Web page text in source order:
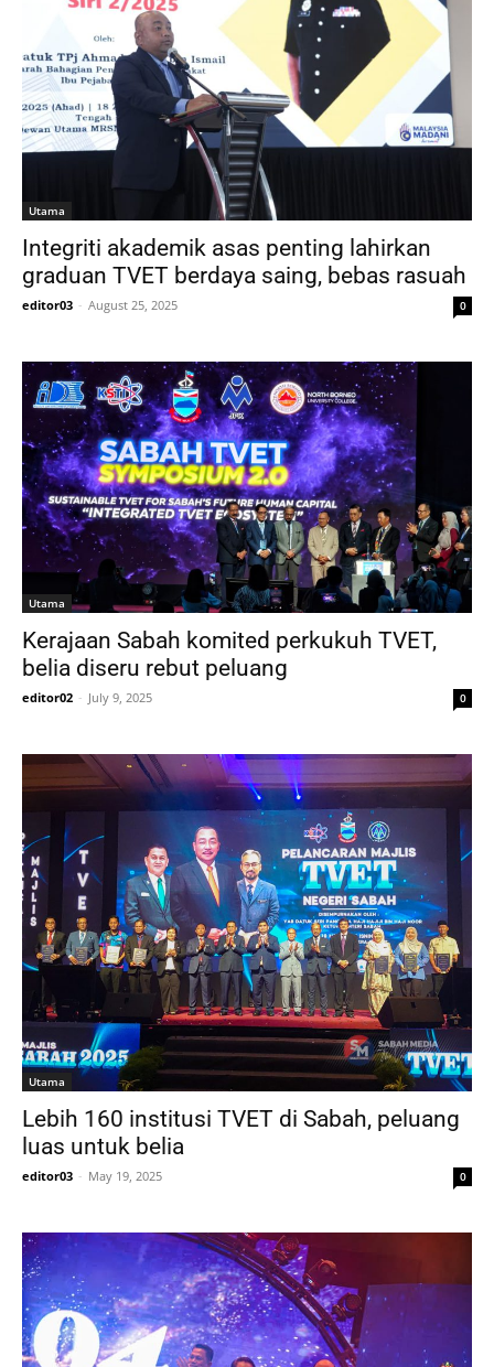
Utama
Integriti akademik asas penting lahirkan
graduan TVET berdaya saing, bebas rasuah
editor03 - August 25, 2025 0
Utama
Kerajaan Sabah komited perkukuh TVET,
belia diseru rebut peluang
editor02 - July 9, 2025 0
Utama
Lebih 160 institusi TVET di Sabah, peluang
luas untuk belia
editor03 - May 19, 2025 0